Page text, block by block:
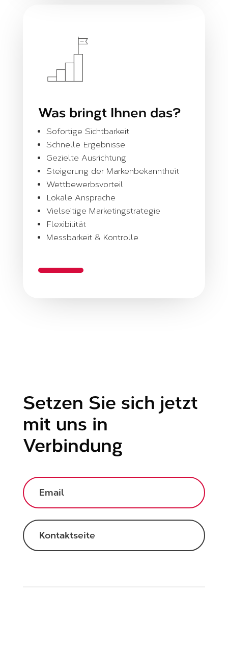
Was bringt Ihnen das?
Sofortige Sichtbarkeit
Schnelle Ergebnisse
Gezielte Ausrichtung
Steigerung der Markenbekanntheit
Wettbewerbsvorteil
Lokale Ansprache
Vielseitige Marketingstrategie
Flexibilität
Messbarkeit & Kontrolle
Setzen Sie sich jetzt
mit uns in
Verbindung
Email
Kontaktseite